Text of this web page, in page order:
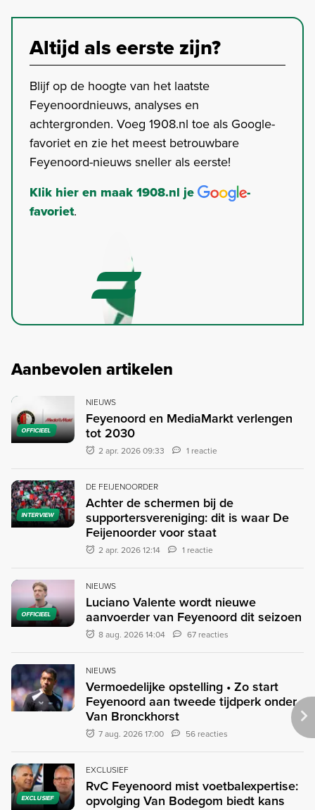
Altijd als eerste zijn?
Blijf op de hoogte van het laatste
Feyenoordnieuws, analyses en
achtergronden. Voeg 1908.nl toe als Google-
favoriet en zie het meest betrouwbare
Feyenoord-nieuws sneller als eerste!
Klik hier en maak 1908.nl je
-
favoriet.
Aanbevolen artikelen
OFFICIEEL
NIEUWS
Feyenoord en MediaMarkt verlengen
tot 2030
2 apr. 2026 09:33 1 reactie
INTERVIEW
DE FEIJENOORDER
Achter de schermen bij de
supportersvereniging: dit is waar De
Feijenoorder voor staat
2 apr. 2026 12:14 1 reactie
OFFICIEEL
NIEUWS
Luciano Valente wordt nieuwe
aanvoerder van Feyenoord dit seizoen
8 aug. 2026 14:04 67 reacties
NIEUWS
Vermoedelijke opstelling • Zo start
Feyenoord aan tweede tijdperk onder
Van Bronckhorst
7 aug. 2026 17:00 56 reacties
EXCLUSIEF
EXCLUSIEF
RvC Feyenoord mist voetbalexpertise:
opvolging Van Bodegom biedt kans